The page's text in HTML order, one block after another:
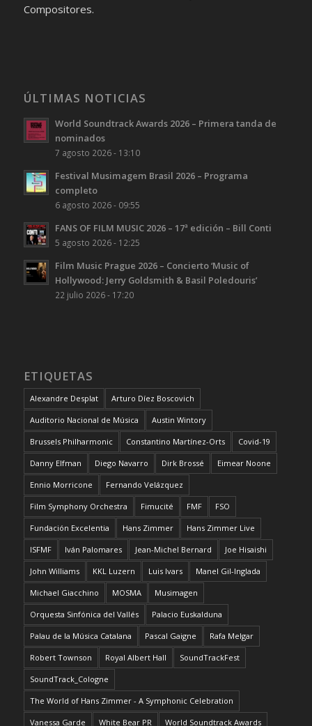
Compositores.
ÚLTIMAS NOTICIAS
World Soundtrack Awards 2026 – Primera tanda de
nominados
7 agosto 2026 - 13:10
Festival Musimagem Brasil 2026 – Programa
completo
6 agosto 2026 - 09:55
FANS OF FILM MUSIC 2026 – 17ª edición – Bill Conti
5 agosto 2026 - 12:25
Film Music Prague 2026 – Concierto ‘Music of
Hollywood: Jerry Goldsmith & Basil Poledouris’
22 julio 2026 - 17:20
ETIQUETAS
Alexandre Desplat Arturo Díez Boscovich
Auditorio Nacional de Música Austin Wintory
Brussels Philharmonic Constantino Martínez-Orts Covid-19
Danny Elfman Diego Navarro Dirk Brossé Eimear Noone
Ennio Morricone Fernando Velázquez
Film Symphony Orchestra Fimucité FMF FSO
Fundación Excelentia Hans Zimmer Hans Zimmer Live
ISFMF Iván Palomares Jean-Michel Bernard Joe Hisaishi
John Williams KKL Luzern Luis Ivars Manel Gil-Inglada
Michael Giacchino MOSMA Musimagen
Orquesta Sinfónica del Vallés Palacio Euskalduna
Palau de la Música Catalana Pascal Gaigne Rafa Melgar
Robert Townson Royal Albert Hall SoundTrackFest
SoundTrack_Cologne
The World of Hans Zimmer - A Symphonic Celebration
Vanessa Garde White Bear PR World Soundtrack Awards